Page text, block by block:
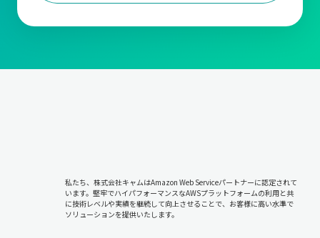
私たち、株式会社キャムはAmazon Web Serviceパートナーに認定されて
います。堅牢でハイパフォーマンスなAWSプラットフォームの利用と共
に技術レベルや実績を継続して向上させることで、お客様に高い水準で
ソリューションを提供いたします。